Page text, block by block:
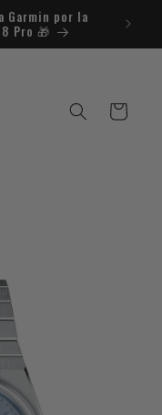
/ WhatsApp: 675
Carrito